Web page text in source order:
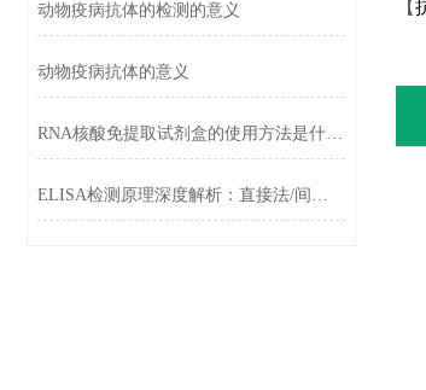
【
动物疫病抗体的检测的意义
动物疫病抗体的意义
RNA核酸免提取试剂盒的使用方法是什么?
ELISA检测原理深度解析：直接法/间接法/夹心法的选择策略